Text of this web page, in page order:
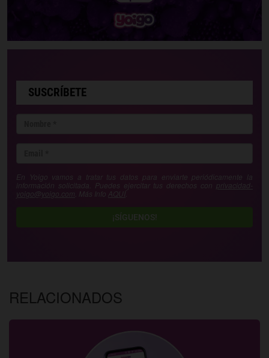
SUSCRÍBETE
En Yoigo vamos a tratar tus datos para enviarte periódicamente la
información solicitada. Puedes ejercitar tus derechos con privacidad-
yoigo@yoigo.com . Más Info AQUÍ
¡SÍGUENOS!
RELACIONADOS